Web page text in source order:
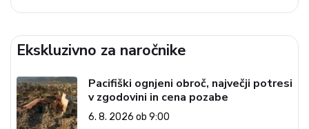
Ekskluzivno za naročnike
Pacifiški ognjeni obroč, največji potresi
v zgodovini in cena pozabe
6. 8. 2026 ob 9:00